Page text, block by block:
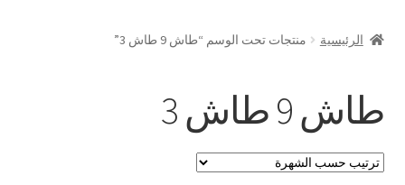
حسابي
الدفع
الرئيسية منتجات تحت الوسم “طاش 9 طاش 3”
طاش 9 طاش 3